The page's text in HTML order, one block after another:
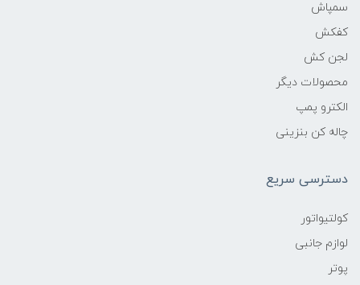
سمپاش
کفکش
لجن کش
محصولات دیگر
الکترو پمپ
چاله کن بنزینی
دسترسی سریع
کولتیواتور
لوازم جانبی
پوتر